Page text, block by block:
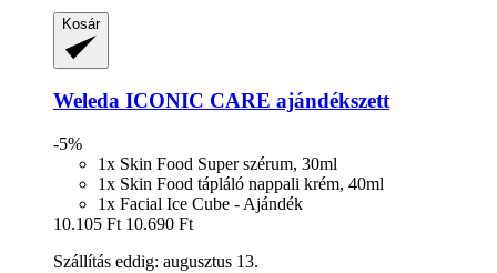
Kosár
Weleda ICONIC CARE ajándékszett
-5%
1x Skin Food Super szérum, 30ml
1x Skin Food tápláló nappali krém, 40ml
1x Facial Ice Cube - Ajándék
10.105 Ft 10.690 Ft
Szállítás eddig: augusztus 13.